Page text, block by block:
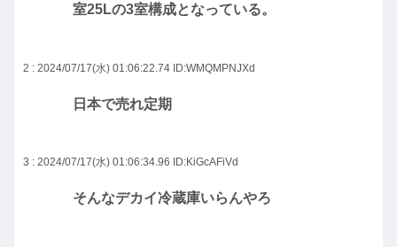
室25Lの3室構成となっている。
2 : 2024/07/17(水) 01:06:22.74 ID:WMQMPNJXd
日本で売れ定期
3 : 2024/07/17(水) 01:06:34.96 ID:KiGcAFiVd
そんなデカイ冷蔵庫いらんやろ